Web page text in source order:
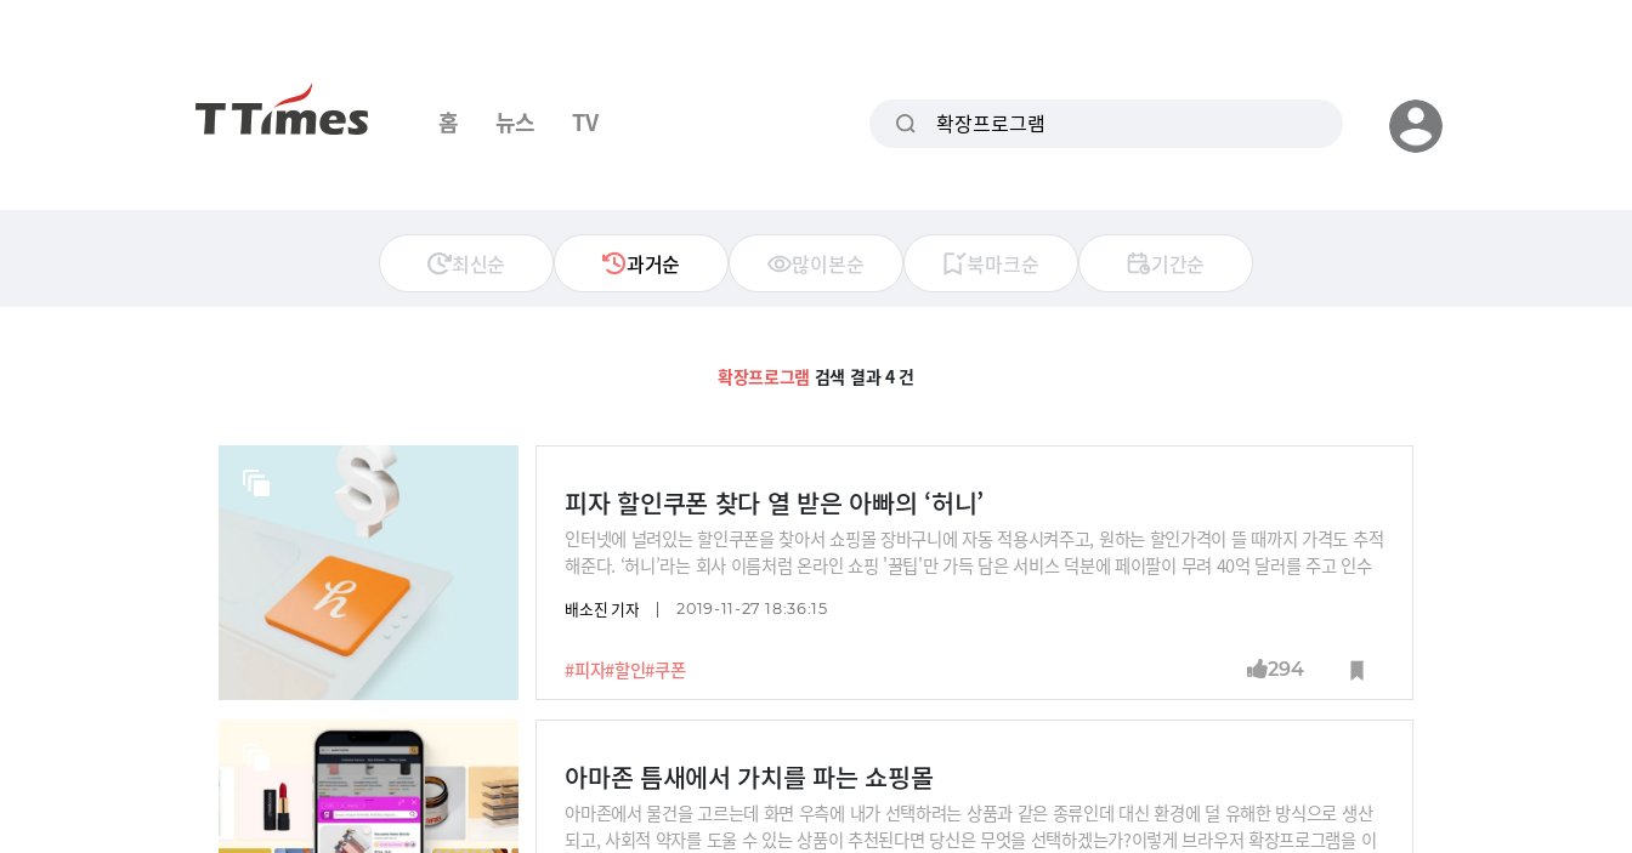
홈 뉴스 TV
최신순 과거순 많이본순 북마크순 기간순
확장프로그램 검색 결과 4 건
피자 할인쿠폰 찾다 열 받은 아빠의 ‘허니’
#피자#할인#쿠폰
인터넷에 널려있는 할인쿠폰을 찾아서 쇼핑몰 장바구니에 자동 적용시켜주고, 원하는 할인가격이 뜰 때까지 가격도 추적
해준다. ‘허니’라는 회사 이름처럼 온라인 쇼핑 '꿀팁'만 가득 담은 서비스 덕분에 페이팔이 무려 40억 달러를 주고 인수
배소진 기자 2019-11-27 18:36:15
294
아마존 틈새에서 가치를 파는 쇼핑몰
아마존에서 물건을 고르는데 화면 우측에 내가 선택하려는 상품과 같은 종류인데 대신 환경에 덜 유해한 방식으로 생산
되고, 사회적 약자를 도울 수 있는 상품이 추천된다면 당신은 무엇을 선택하겠는가?이렇게 브라우저 확장프로그램을 이